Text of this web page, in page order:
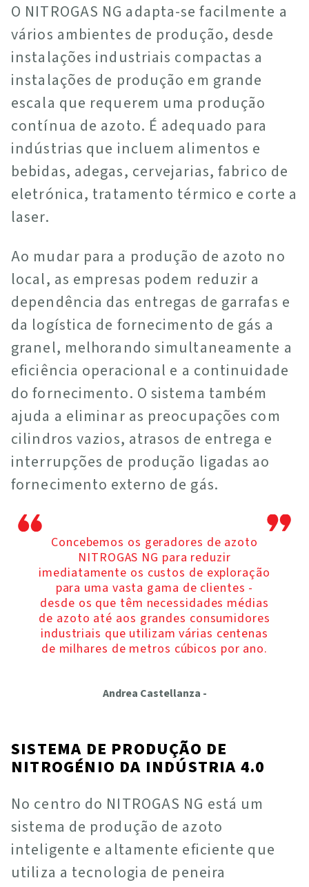
O NITROGAS NG adapta-se facilmente a
vários ambientes de produção, desde
instalações industriais compactas a
instalações de produção em grande
escala que requerem uma produção
contínua de azoto. É adequado para
indústrias que incluem alimentos e
bebidas, adegas, cervejarias, fabrico de
eletrónica, tratamento térmico e corte a
laser.
Ao mudar para a produção de azoto no
local, as empresas podem reduzir a
dependência das entregas de garrafas e
da logística de fornecimento de gás a
granel, melhorando simultaneamente a
eficiência operacional e a continuidade
do fornecimento. O sistema também
ajuda a eliminar as preocupações com
cilindros vazios, atrasos de entrega e
interrupções de produção ligadas ao
fornecimento externo de gás.
Concebemos os geradores de azoto
NITROGAS NG para reduzir
imediatamente os custos de exploração
para uma vasta gama de clientes -
desde os que têm necessidades médias
de azoto até aos grandes consumidores
industriais que utilizam várias centenas
de milhares de metros cúbicos por ano.
Andrea Castellanza -
SISTEMA DE PRODUÇÃO DE
NITROGÉNIO DA INDÚSTRIA 4.0
No centro do NITROGAS NG está um
sistema de produção de azoto
inteligente e altamente eficiente que
utiliza a tecnologia de peneira